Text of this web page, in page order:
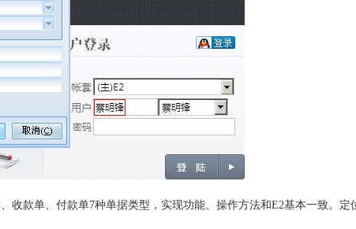
收款单、付款单7种单据类型，实现功能、操作方法和E2基本一致。定